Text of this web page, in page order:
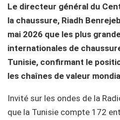
Le directeur général du
la chaussure, Riadh
mai 2026 que les plus
internationales de
Tunisie, confirmant le
les chaînes de valeur
Invité sur les ondes de la
que la Tunisie compte 172